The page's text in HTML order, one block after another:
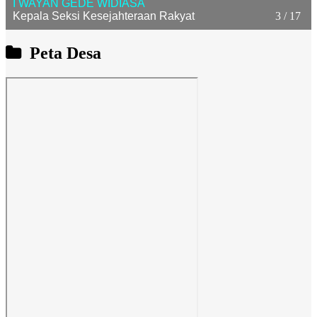
3 / 17
I WAYAN GEDE WIDIASA
Kepala Seksi Kesejahteraan Rakyat
Peta Desa